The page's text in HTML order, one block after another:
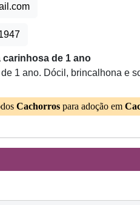
carinhosa de 1 ano
1 ano. Dócil, brincalhona e
Cachorros para adoção em